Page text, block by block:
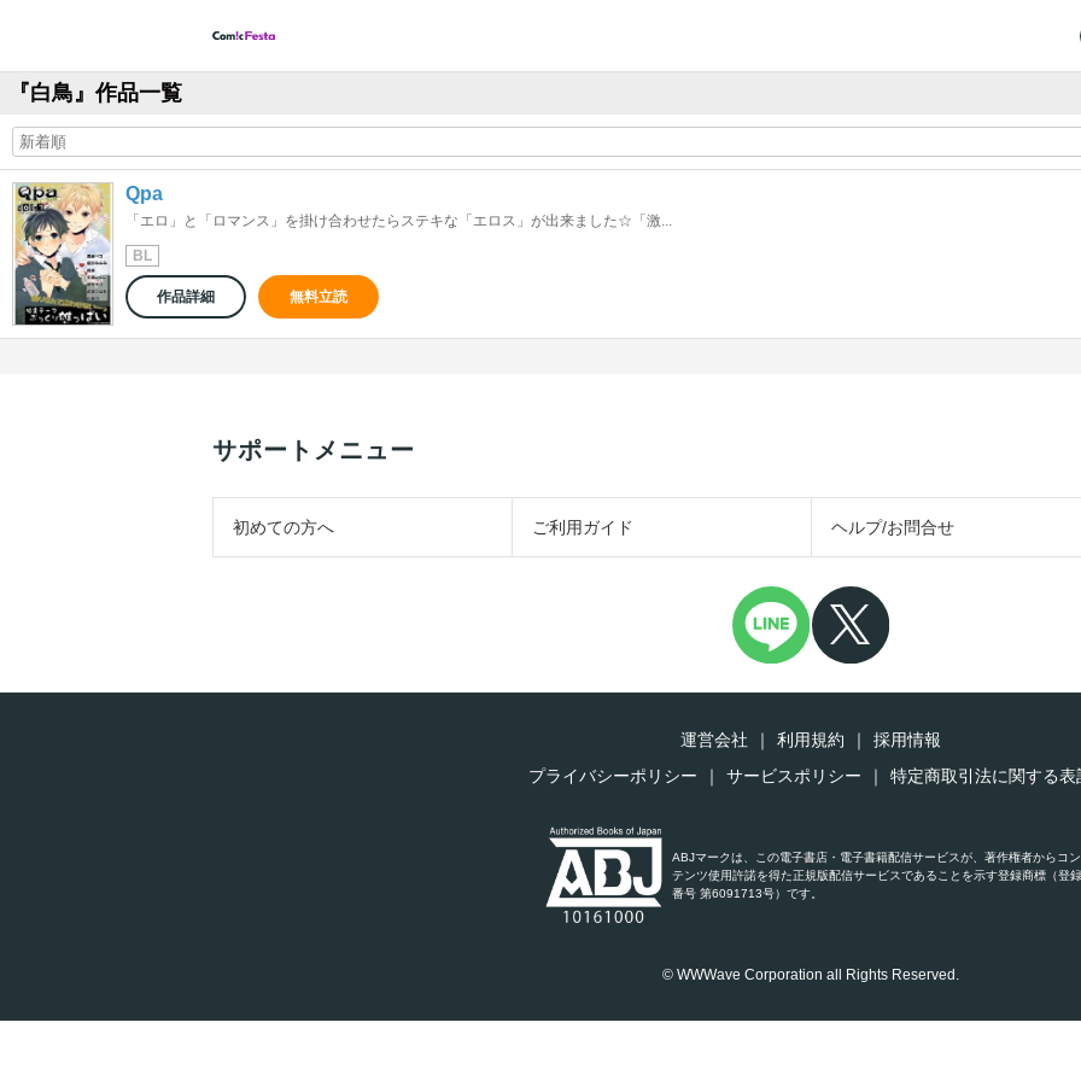
『白鳥』作品一覧
Qpa
「エロ」と「ロマンス」を掛け合わせたらステキな「エロス」が出来ました☆「激...
BL
作品詳細 無料立読
サポートメニュー
初めての方へ ご利用ガイド ヘルプ/お問合せ
運営会社 利用規約
採用情報
プライバシーポリシー
サービスポリシー 特定商取引法に関する表
ABJマークは、この電子書店・電子書籍配信サービスが、著作権者からコン
テンツ使用許諾を得た正規版配信サービスであることを示す登録商標（登録
番号 第6091713号）です。
© WWWave Corporation all Rights Reserved.